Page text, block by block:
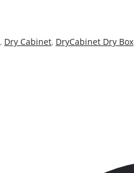
, Dry Cabinet, DryCabinet Dry Box